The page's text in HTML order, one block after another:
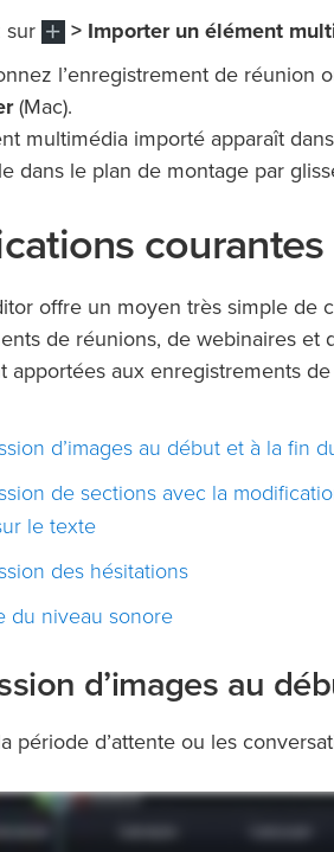
sur > Importer un élément
l’enregistrement de réunion
(Mac).
multimédia importé apparaît
dans le plan de montage par
courantes
offre un moyen très simple de
de réunions, de webinaires et
apportées aux enregistrements
d’images au début et à la fin
de sections avec la
le texte
des hésitations
du niveau sonore
d’images au
période d’attente ou les